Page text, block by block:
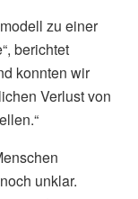
zu einer
berichtet
konnten wir
Verlust von
unklar.